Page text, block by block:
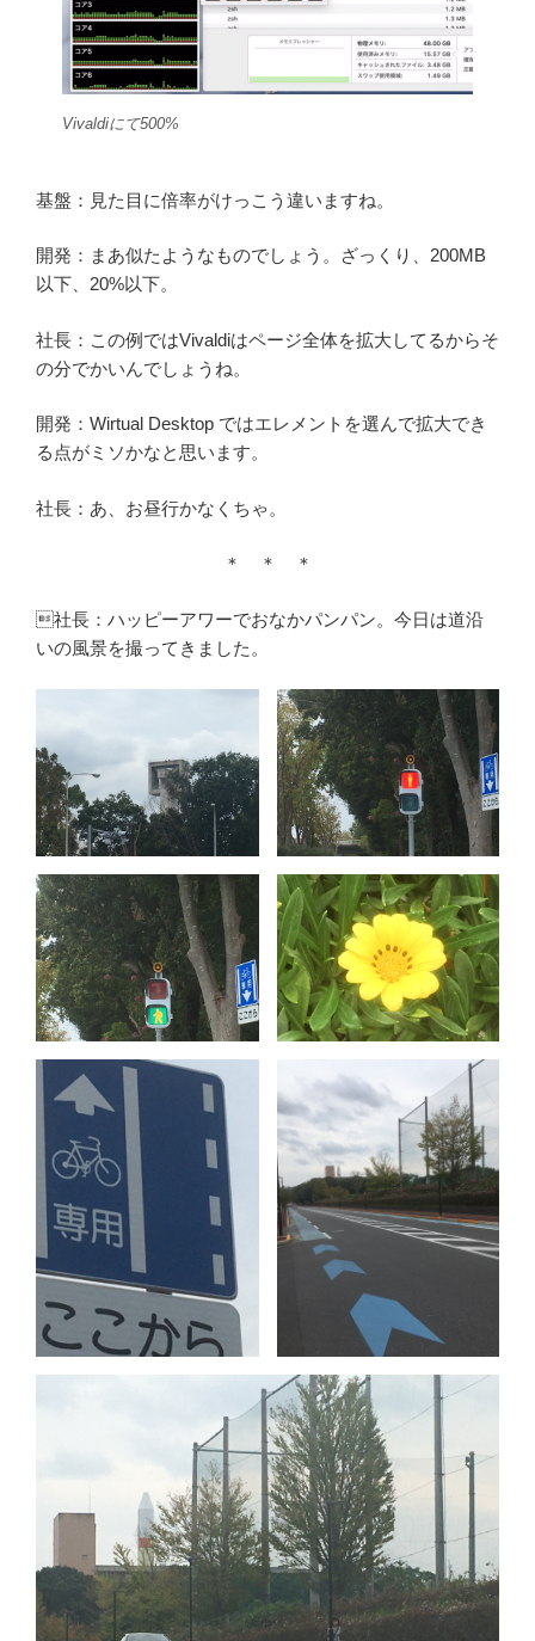
Vivaldiにて500%
基盤：見た目に倍率がけっこう違いますね。
開発：まあ似たようなものでしょう。ざっくり、200MB
以下、20%以下。
社長：この例ではVivaldiはページ全体を拡大してるからそ
の分でかいんでしょうね。
開発：Wirtual Desktop ではエレメントを選んで拡大でき
る点がミソかなと思います。
社長：あ、お昼行かなくちゃ。
＊ ＊ ＊
社長：ハッピーアワーでおなかパンパン。今日は道沿
いの風景を撮ってきました。